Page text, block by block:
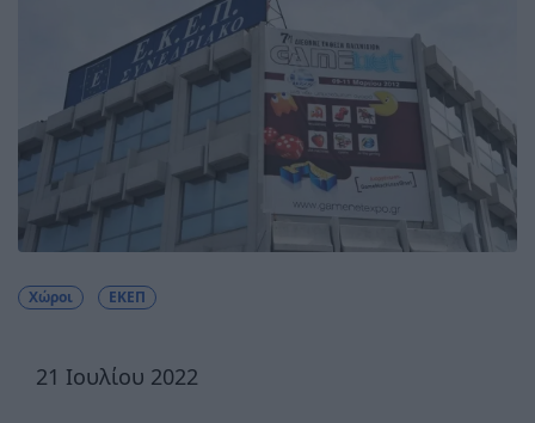
Χώροι ΕΚΕΠ
21 Ιουλίου 2022